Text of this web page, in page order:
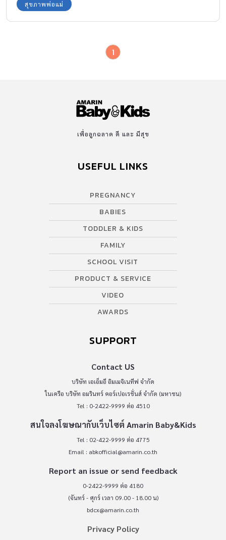
สุขภาพพ่อแม่
1
เพื่อลูกฉลาด ดี และ มีสุข
USEFUL LINKS
PREGNANCY
BABIES
TODDLER & KIDS
FAMILY
SCHOOL VISIT
PRODUCT & SERVICE
VIDEO
AWARDS
SUPPORT
Contact US
บริษัท เอเอ็มอี อิมเมจิเนทีฟ จำกัด
ในเครือ บริษัท อมรินทร์ คอร์เปอเรชั่นส์ จำกัด (มหาชน)
Tel : 0-2422-9999 ต่อ 4510
สนใจลงโฆษณากับเว็บไซต์ Amarin Baby&Kids
Tel : 02-422-9999 ต่อ 4775
Email : abkofficial@amarin.co.th
Report an issue or send feedback
0-2422-9999 ต่อ 4180
(จันทร์ - ศุกร์ เวลา 09.00 - 18.00 น)
bdcx@amarin.co.th
Privacy Policy